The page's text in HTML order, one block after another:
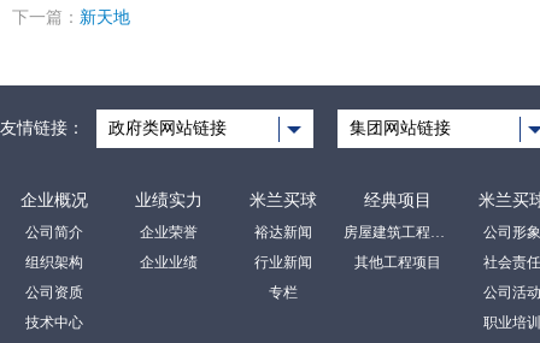
下一篇： 新天地
友情链接： 政府类网站链接 集团网站链接
企业概况
公司简介
组织架构
公司资质
技术中心
业绩实力
企业荣誉
企业业绩
米兰买球
裕达新闻
行业新闻
专栏
经典项目
房屋建筑工程项目
其他工程项目
米兰买
公司形象
社会责任
公司活动
职业培训